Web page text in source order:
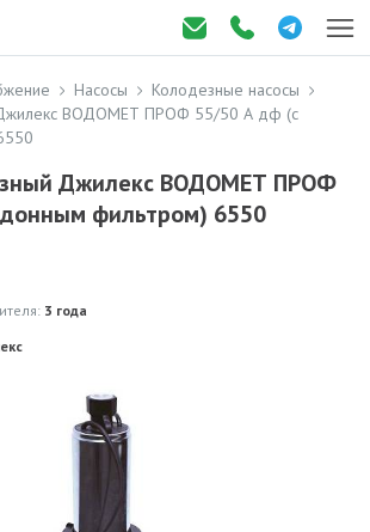
Насосы
Колодезные насосы
ВОДОМЕТ ПРОФ 55/50 А дф (с
Джилекс ВОДОМЕТ ПРОФ
фильтром) 6550
3 года